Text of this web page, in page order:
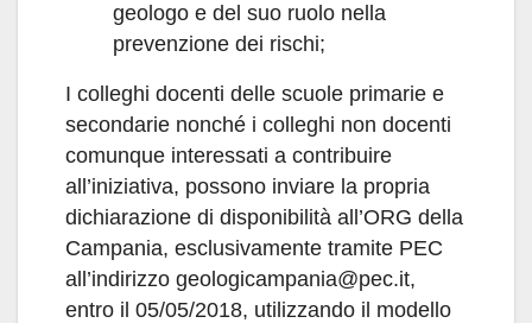
geologo e del suo ruolo nella
prevenzione dei rischi;
I colleghi docenti delle scuole primarie e
secondarie nonché i colleghi non docenti
comunque interessati a contribuire
all’iniziativa, possono inviare la propria
dichiarazione di disponibilità all’ORG della
Campania, esclusivamente tramite PEC
all’indirizzo geologicampania@pec.it,
entro il 05/05/2018, utilizzando il modello